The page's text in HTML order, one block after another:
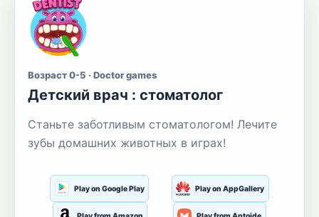
Возраст 0-5 · Doctor games
Детский врач : стоматолог
Станьте заботливым стоматологом! Лечите
зубы домашних животных в играх!
Play on Google Play Play on AppGallery